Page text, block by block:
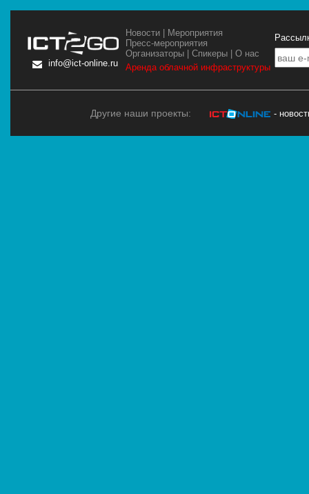
info@ict-online.ru
Новости
Мероприятия
Пресс-мероприятия
Организаторы |Спикеры |О нас
Аренда облачной инфраструктуры
Другие наши проекты: -